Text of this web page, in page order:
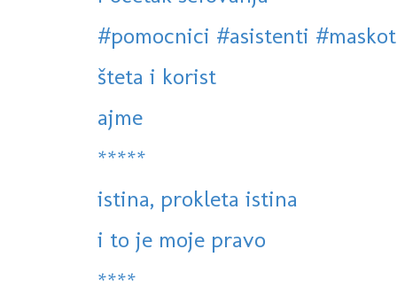
#pomocnici #asistenti
šteta i korist
ajme
*****
istina, prokleta istina
i to je moje pravo
****